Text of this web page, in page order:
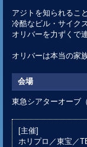
アジトを知られるこ
冷酷なビル・サイク
オリバーを力ずくで
オリバーは本当の家
会場
東急シアターオーブ
[主催]
ホリプロ／東宝／